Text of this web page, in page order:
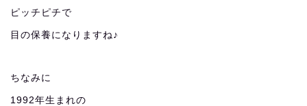
ピッチピチで
目の保養になりますね♪
ちなみに
1992年生まれの